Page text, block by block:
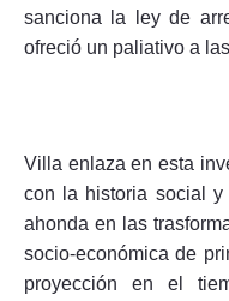
sanciona la ley de
ofreció un paliativo a
Villa enlaza en esta
con la historia social
ahonda en las
socio-económica de
proyección en el